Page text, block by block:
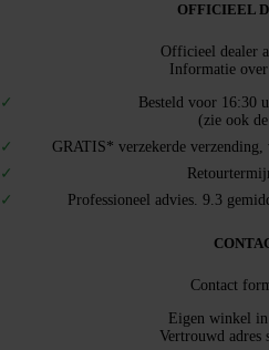
OFFICIEEL
Officieel dealer
Informatie
Besteld voor 16:30
(zie ook
GRATIS* verzekerde
Professioneel advies. 9.3
Contact
Eigen winkel in
Vertrouwd adres